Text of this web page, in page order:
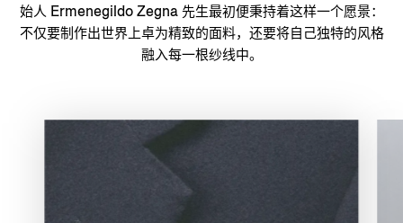
始人 Ermenegildo Zegna 先生最初便秉持着这样一个愿景：
不仅要制作出世界上卓为精致的面料，还要将自己独特的风格
融入每一根纱线中。